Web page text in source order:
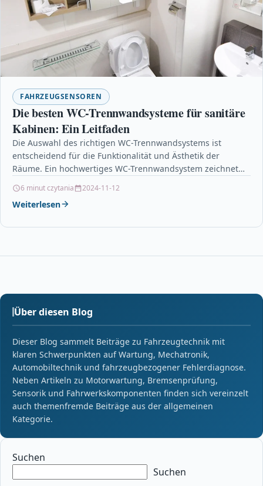
FAHRZEUGSENSOREN
Die besten WC-Trennwandsysteme für sanitäre
Kabinen: Ein Leitfaden
Die Auswahl des richtigen WC-Trennwandsystems ist
entscheidend für die Funktionalität und Ästhetik der
Räume. Ein hochwertiges WC-Trennwandsystem zeichnet
6 minut czytania 2024-11-12
Weiterlesen
Über diesen Blog
Dieser Blog sammelt Beiträge zu Fahrzeugtechnik mit
klaren Schwerpunkten auf Wartung, Mechatronik,
Automobiltechnik und fahrzeugbezogener Fehlerdiagnose.
Neben Artikeln zu Motorwartung, Bremsenprüfung,
Sensorik und Fahrwerkskomponenten finden sich vereinzelt
auch themenfremde Beiträge aus der allgemeinen
Kategorie.
Suchen
Suchen